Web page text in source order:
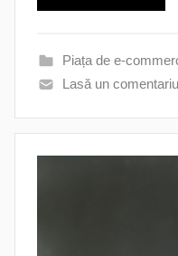
Piața de e-
Lasă un comentariu